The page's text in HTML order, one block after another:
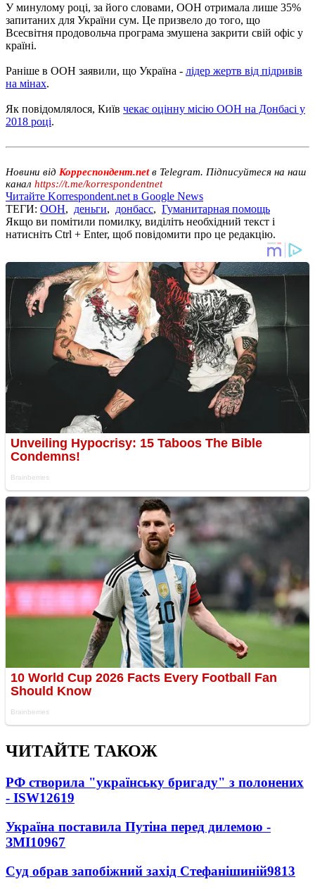
У минулому році, за його словами, ООН отримала лише 35%
запитаних для України сум. Це призвело до того, що
Всесвітня продовольча програма змушена закрити свій офіс у
країні.
Раніше в ООН заявили, що Україна - лідер жертв від підривів
на мінах.
Як повідомлялося, Київ чекає оцінну місію ООН на Донбасі у
2018 році.
Новини від Корреспондент.netв Telegram. Підписуйтеся на наш
канал https://t.me/korrespondentnet
Читайте Korrespondent.net в Google News
ТЕГИ: ООН, деньги, донбасс, Гуманитарная помощь
Якщо ви помітили помилку, виділіть необхідний текст і
натисніть Ctrl + Enter, щоб повідомити про це редакцію.
ЧИТАЙТЕ ТАКОЖ
РФ створила "українську бригаду" з полонених
- ISW12619
Україна поставила Путіна перед дилемою -
ЗМІ10967
Суд обрав запобіжний захід Стефанішиній9813